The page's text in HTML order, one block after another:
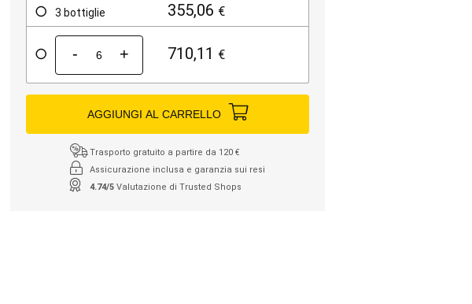
3 bottiglie 355,06 €
- + 710,11 €
AGGIUNGI AL CARRELLO
Trasporto gratuito a partire da 120 €
Assicurazione inclusa e garanzia sui resi
4.74/5 Valutazione di Trusted Shops